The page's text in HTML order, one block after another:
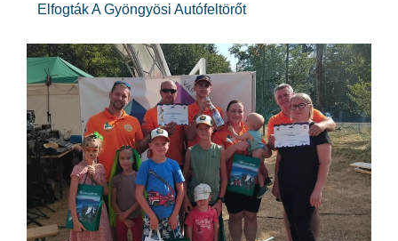
Elfogták A Gyöngyösi Autófeltörőt